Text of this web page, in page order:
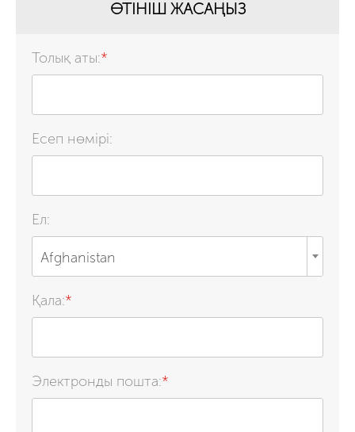
ӨТІНІШ ЖАСАҢЫЗ
Толық аты:*
Есеп нөмірі:
Ел:
Afghanistan
Қала:*
Электронды пошта:*